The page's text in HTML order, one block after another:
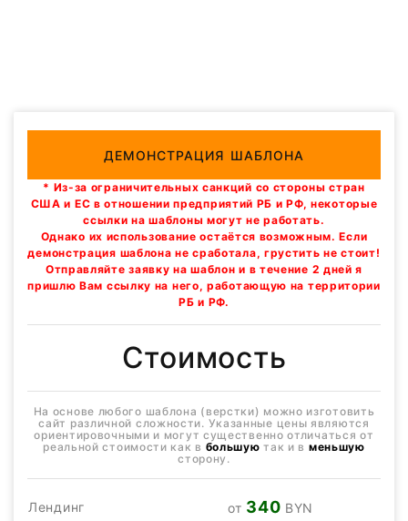
ДЕМОНСТРАЦИЯ ШАБЛОНА
* Из-за ограничительных санкций со стороны стран
США и ЕС в отношении предприятий РБ и РФ, некоторые
ссылки на шаблоны могут не работать.
Однако их использование остаётся возможным. Если
демонстрация шаблона не сработала, грустить не стоит!
Отправляйте заявку на шаблон и в течение 2 дней я
пришлю Вам ссылку на него, работающую на территории
РБ и РФ.
Стоимость
На основе любого шаблона (верстки) можно изготовить
сайт различной сложности. Указанные цены являются
ориентировочными и могут существенно отличаться от
реальной стоимости как в большую так и в меньшую
сторону.
Лендинг от 340 BYN